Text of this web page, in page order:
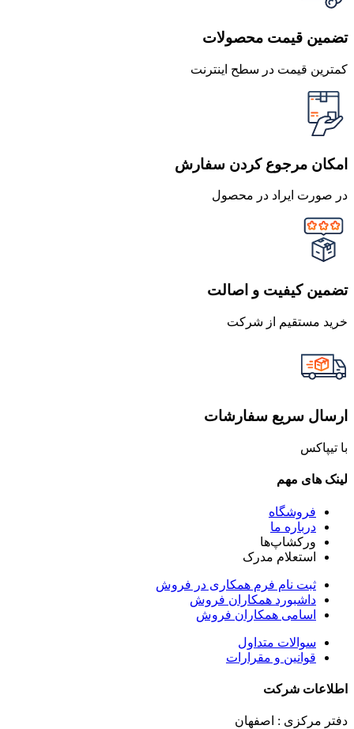
تضمین قیمت محصولات
کمترین قیمت در سطح اینترنت
امکان مرجوع کردن سفارش
در صورت ایراد در محصول
تضمین کیفیت و اصالت
خرید مستقیم از شرکت
ارسال سریع سفارشات
با تیپاکس
لینک های مهم
فروشگاه
درباره ما
ورکشاپ‌ها
استعلام مدرک
ثبت نام فرم همکاری در فروش
داشبورد همکاران فروش
اسامی همکاران فروش
سوالات متداول
قوانین و مقرارات
اطلاعات شرکت
دفتر مرکزی : اصفهان